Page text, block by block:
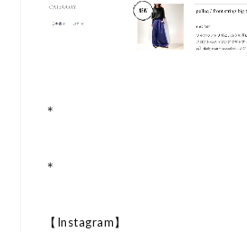
＊
＊
【Instagram】